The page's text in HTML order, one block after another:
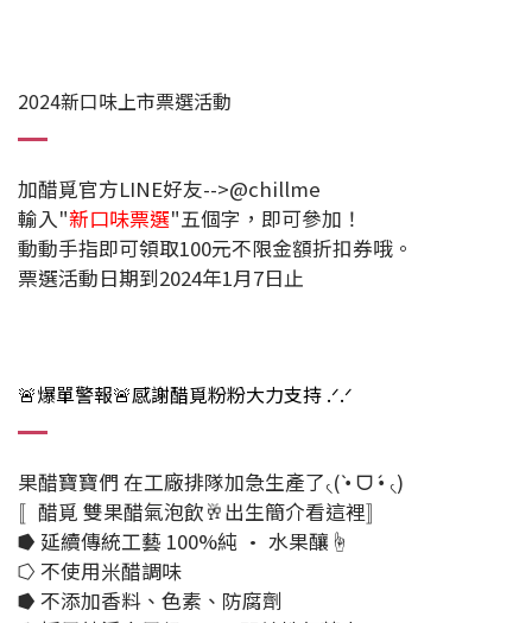
2024新口味上市票選活動
加醋覓官方LINE好友-->@chillme
輸入"新口味票選"五個字，即可參加！
動動手指即可領取100元不限金額折扣券哦。
票選活動日期到2024年1月7日止
🚨爆單警報🚨感謝醋覓粉粉大力支持 .ᐟ.ᐟ
果醋寶寶們 在工廠排隊加急生產了৻( •̀ ᗜ •́ ৻)
〚醋覓 雙果醋氣泡飲🥂出生簡介看這裡〛
⭓ 延續傳統工藝 100%純 • 水果釀☝️
⭔ 不使用米醋調味
⭓ 不添加香料、色素、防腐劑